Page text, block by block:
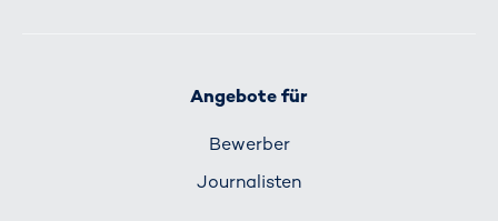
Angebote für
Bewerber
Journalisten